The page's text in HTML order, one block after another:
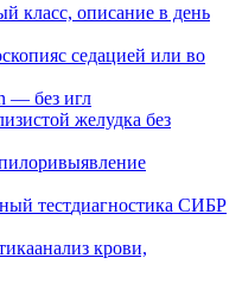
класс, описание в день
с седацией или во
— без игл
желудка без
выявление
тестдиагностика СИБР
анализ крови,